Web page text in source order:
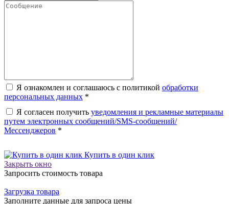
Я ознакомлен и соглашаюсь с политикой обработки
персональных данных *
Я согласен получить уведомления и рекламные материалы
путем электронных сообщений/SMS-сообщений/
Мессенджеров *
Купить в один клик
Закрыть окно
Запросить стоимость товара
Загрузка товара
Заполните данные для запроса цены